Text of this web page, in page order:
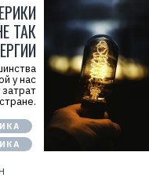
ТАК
у нас
е